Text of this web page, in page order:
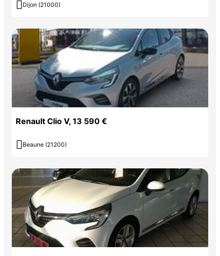
 Dijon (21000)
Renault Clio V, 13 590 €
 Beaune (21200)